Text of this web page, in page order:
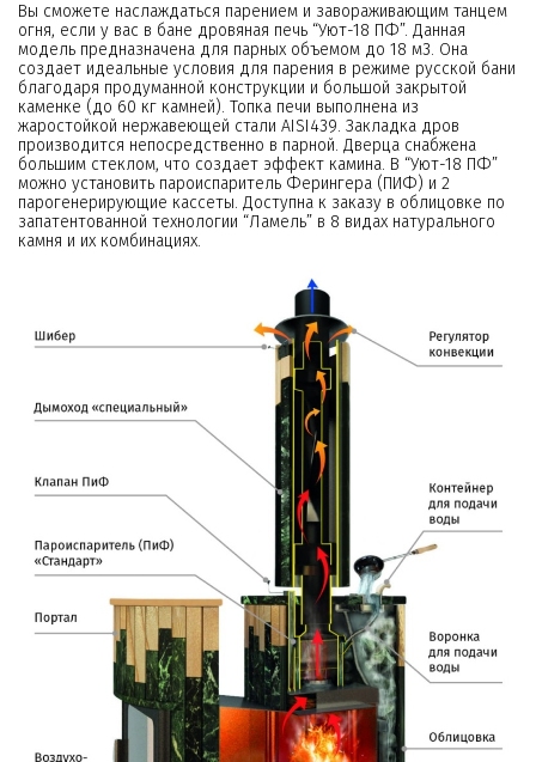
Вы сможете наслаждаться парением и завораживающим танцем
огня, если у вас в бане дровяная печь “Уют-18 ПФ”. Данная
модель предназначена для парных объемом до 18 м3. Она
создает идеальные условия для парения в режиме русской бани
благодаря продуманной конструкции и большой закрытой
каменке (до 60 кг камней). Топка печи выполнена из
жаростойкой нержавеющей стали AISI439. Закладка дров
производится непосредственно в парной. Дверца снабжена
большим стеклом, что создает эффект камина. В “Уют-18 ПФ”
можно установить пароиспаритель Ферингера (ПИФ) и 2
парогенерирующие кассеты. Доступна к заказу в облицовке по
запатентованной технологии “Ламель” в 8 видах натурального
камня и их комбинациях.